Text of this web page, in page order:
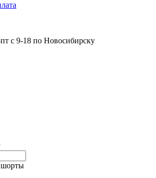
с 9-18 по Новосибирску
шорты